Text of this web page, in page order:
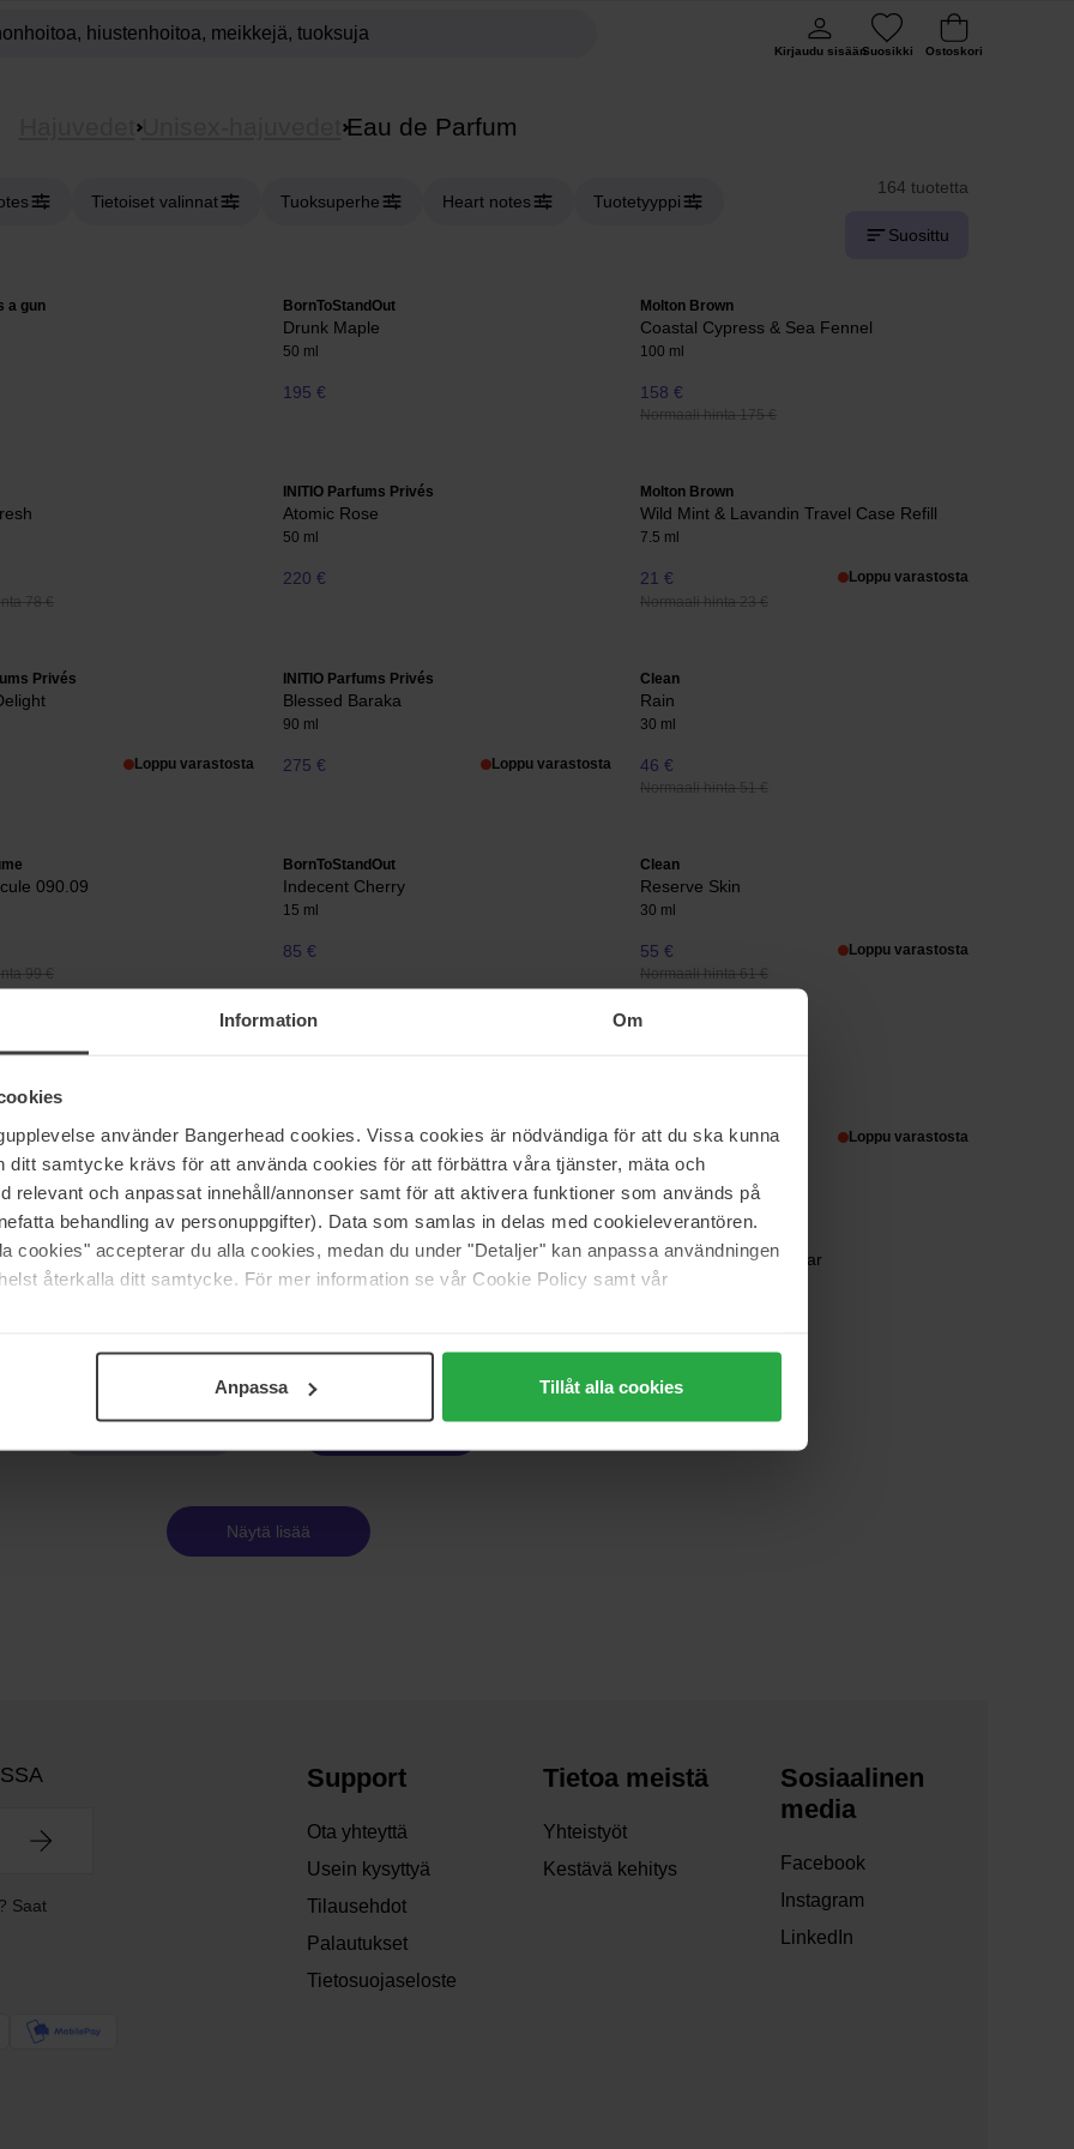
Information Om
använder Bangerhead cookies. Vissa cookies är nödvändiga för att du ska kunna
ditt samtycke krävs för att använda cookies för att förbättra våra tjänster, mäta och
relevant och anpassat innehåll/annonser samt för att aktivera funktioner som används på
behandling av personuppgifter). Data som samlas in delas med cookieleverantören.
cookies" accepterar du alla cookies, medan du under "Detaljer" kan anpassa användningen
återkalla ditt samtycke. För mer information se vår Cookie Policy samt vår
Anpassa Tillåt alla cookies
Kirjaudu sisäänSuosikki Ostoskori
Unisex-hajuvedet Eau de Parfum
Tietoiset valinnat Tuoksuperhe Heart notes Tuotetyyppi
164 tuotetta
Suosittu
a gun BornToStandOut
Drunk Maple
50 ml
195 €
Molton Brown
Coastal Cypress & Sea Fennel
100 ml
158 €
Normaali hinta 175 €
78 €
INITIO Parfums Privés
Atomic Rose
50 ml
220 €
Molton Brown
Wild Mint & Lavandin Travel Case Refill
7.5 ml
21 €
Normaali hinta 23 €
Loppu varastosta
Privés
Loppu varastosta
INITIO Parfums Privés
Blessed Baraka
90 ml
275 € Loppu varastosta
Clean
Rain
30 ml
46 €
Normaali hinta 51 €
090.09
99 €
BornToStandOut
Indecent Cherry
15 ml
85 €
Clean
Reserve Skin
30 ml
55 €
Normaali hinta 61 €
Loppu varastosta
Privés
105 € 280 € Loppu varastosta
Sugar Addict
50 ml
Reserve Radiant Nectar
30 ml
Näytä lisää
Saat
Support
Ota yhteyttä
Usein kysyttyä
Tilausehdot
Palautukset
Tietosuojaseloste
Tietoa meistä
Yhteistyöt
Kestävä kehitys
Sosiaalinen
media
Facebook
Instagram
LinkedIn